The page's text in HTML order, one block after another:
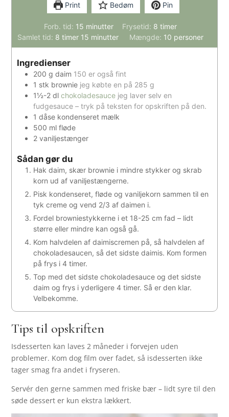
Print Bedøm Pin
Forb. tid: 15minutter
minutter Frysetid: 8timer
timer
Samlet tid: 8timer
timer 15minutter
minutter Mængde: 10 personer
Ingredienser
200 g daim 150 er også fint
1 stk brownie jeg købte en på 285 g
1½-2 dl chokoladesauce jeg laver selv en
fudgesauce – tryk på teksten for opskriften på den.
1 dåse kondenseret mælk
500 ml fløde
2 vaniljestænger
Sådan gør du
Hak daim, skær brownie i mindre stykker og skrab
korn ud af vaniljestængerne.
Pisk kondenseret, fløde og vaniljekorn sammen til en
tyk creme og vend 2/3 af daimen i.
Fordel browniestykkerne i et 18-25 cm fad – lidt
større eller mindre kan også gå.
Kom halvdelen af daimiscremen på, så halvdelen af
chokoladesaucen, så det sidste daimis. Kom formen
på frys i 4 timer.
Top med det sidste chokoladesauce og det sidste
daim og frys i yderligere 4 timer. Så er den klar.
Velbekomme.
Tips til opskriften
Isdesserten kan laves 2 måneder i forvejen uden
problemer. Kom dog film over fadet, så isdesserten ikke
tager smag fra andet i fryseren.
Servér den gerne sammen med friske bær – lidt syre til den
søde dessert er kun ekstra lækkert.